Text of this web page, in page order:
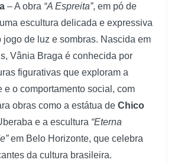
– A obra “A Espreita”, em pó de
escultura delicada e expressiva
jogo de luz e sombras. Nascida em
Vânia Braga é conhecida por
figurativas que exploram a
e o comportamento social, com
obras como a estátua de Chico
e a escultura “Eterna
em Belo Horizonte, que celebra
da cultura brasileira.